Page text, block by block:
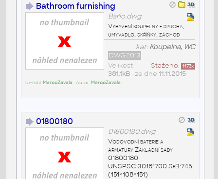
Bathroom furnishing
Bańo.dwg
Vybavení koupelny - sprcha,
umyvadlo, skříňky, záchod
kat:Koupelna, WC
DWG2013
Staženo: 1173x
Velikost
381,1kB• ze dne 11.11.2015
Umístil: MarcoZavala • Autor: MarcoZavala
01800180
01800180.dwg
Vodovodní baterie a
armatury Základní sady
01800180
UNSPSC:30181700 SfB:745
(151×108×151)